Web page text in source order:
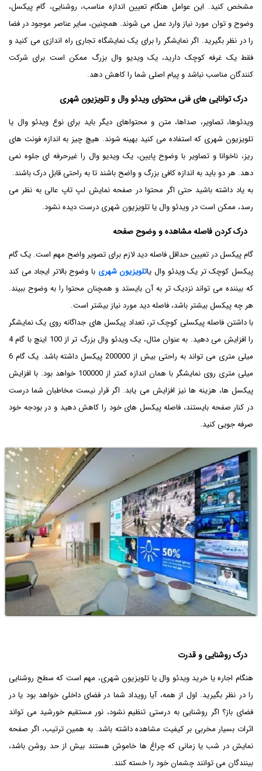
مشخص کنید. این عوامل هنگام تعیین اندازه مناسب، روشنایی، گام پیکسل،
وضوح و توان مورد نیاز وارد عمل می ‌شوند. همچنین، سایر عناصر موجود در فضا
را در نظر بگیرید. اگر نمایشگر را برای یک نمایشگاه تجاری راه ‌اندازی می‌ کنید و
فقط یک غرفه کوچک دارید، یک ویدیو وال بزرگ ممکن است برای شرکت‌
کنندگان مناسب نباشد و پیام اصلی شما را کاهش دهد.
درک توانایی های فنی محتوای ویدئو وال و تلویزیون شهری
ویدئوها، تصاویر، صداها، متن و محتواهای دیگر باید برای نوع ویدئو وال یا
تلویزیون شهری که استفاده می ‌کنید بهینه شوند. هیچ چیز به اندازه فونت های
ریز، ناخوانا و تصاویر با وضوح پایین، یک ویدیو وال را غیرحرفه ای جلوه نمی
دهد. هر دو باید به اندازه کافی بزرگ و واضح باشند تا به راحتی قابل درک باشند.
به یاد داشته باشید حتی اگر محتوا در صفحه نمایش لپ تاپ عالی به نظر می
رسد، ممکن است در ویدئو وال یا تلویزیون شهری درست دیده نشود.
درک کردن فاصله مشاهده و وضوح صفحه
گام پیکسل در تعیین حداقل فاصله دید لازم برای تصویر واضح مهم است. یک گام
پیکسل کوچک تر یک ویدئو وال یاتلویزیون شهری با وضوح بالاتر ایجاد می کند
که بیننده می تواند نزدیک تر به آن بایستد و همچنان محتوا را به وضوح ببیند.
هر چه پیکسل بیشتر باشد، فاصله دید مورد نیاز بیشتر است.
با داشتن فاصله پیکسلی کوچک تر، تعداد پیکسل های جداگانه روی یک نمایشگر
را افزایش می دهید. به عنوان مثال، یک ویدئو وال بزرگ تر از 100 اینچ با گام 4
میلی متری می تواند به راحتی بیش از 200000 پیکسل داشته باشد. یک گام 6
میلی متری روی نمایشگر با همان اندازه کمتر از 100000 خواهد بود. با افزایش
پیکسل ها، هزینه ها نیز افزایش می یابد. اگر قرار نیست مخاطبان شما درست
در کنار صفحه بایستند، فاصله پیکسل ‌های خود را کاهش دهید و در بودجه خود
صرفه‌ جویی کنید.
درک روشنایی و قدرت
هنگام اجاره یا خرید ویدئو وال یا تلویزیون شهری، مهم است که سطح روشنایی
را در نظر بگیرید. اول از همه، آیا رویداد شما در فضای داخلی خواهد بود یا در
فضای باز؟ اگر روشنایی به درستی تنظیم نشود، نور مستقیم خورشید می تواند
اثرات بسیار مخربی بر کیفیت مشاهده داشته باشد. به همین ترتیب، اگر صفحه
نمایش در شب یا زمانی که چراغ ها خاموش هستند بیش از حد روشن باشد،
بینندگان می توانند چشمان خود را خسته کنند.